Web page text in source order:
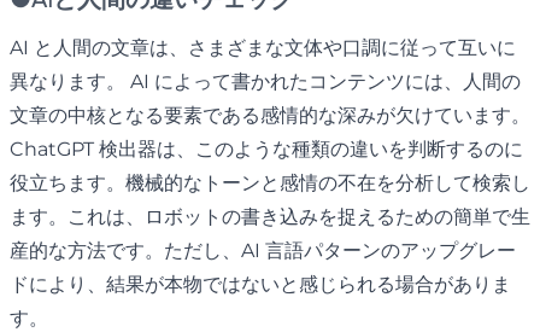
AI と人間の文章は、さまざまな文体や口調に従って互いに
異なります。 AI によって書かれたコンテンツには、人間の
文章の中核となる要素である感情的な深みが欠けています。
ChatGPT 検出器は、このような種類の違いを判断するのに
役立ちます。機械的なトーンと感情の不在を分析して検索し
ます。これは、ロボットの書き込みを捉えるための簡単で生
産的な方法です。ただし、AI 言語パターンのアップグレー
ドにより、結果が本物ではないと感じられる場合がありま
す。